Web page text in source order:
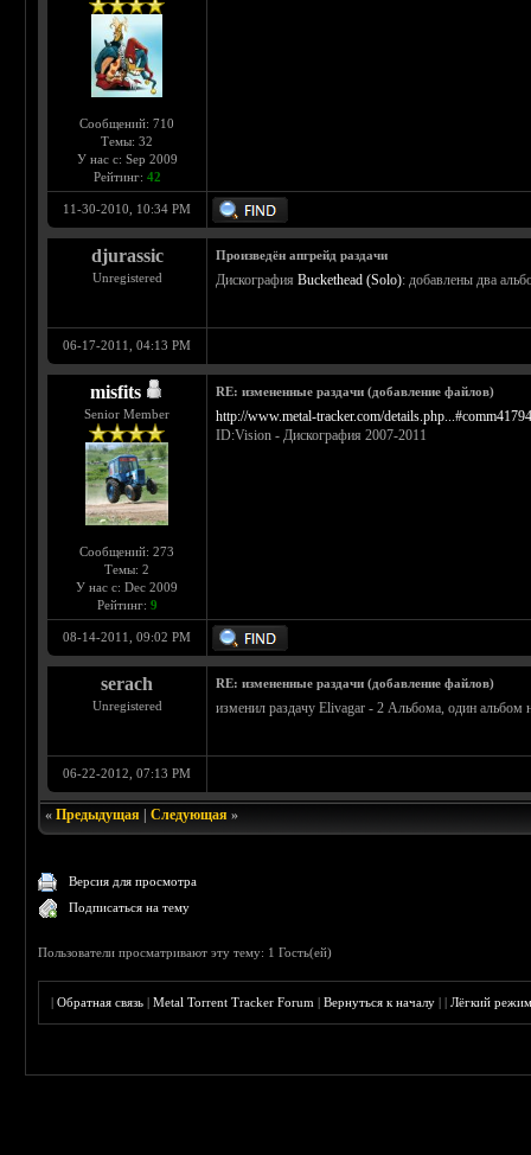
Сообщений: 710
Темы: 32
У нас с: Sep 2009
Рейтинг: 42
11-30-2010, 10:34 PM
djurassic
Unregistered
Произведён апгрейд раздачи
ДискографияBuckethead (Solo): добавлены два
06-17-2011, 04:13 PM
misfits
Senior Member
Сообщений: 273
Темы: 2
У нас с: Dec 2009
Рейтинг: 9
RE: измененные раздачи (добавление файлов)
http://www.metal-tracker.com/
ID:Vision - Дискография 2007-2011
08-14-2011, 09:02 PM
serach
Unregistered
RE: измененные раздачи (добавление файлов)
изменил раздачу Elivagar - 2 Альбома, один альбом
06-22-2012, 07:13 PM
«Предыдущая |Следующая »
Версия для просмотра
Подписаться на тему
Пользователи просматривают эту тему: 1 Гость(ей)
|Обратная связь |Metal Torrent Tracker Forum |Вернуться к началу ||Лёгкий